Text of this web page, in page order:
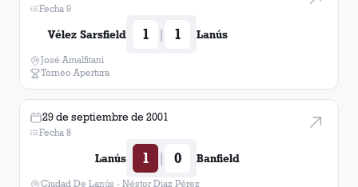
Fecha 9
Vélez Sarsfield 1 | 1 Lanús
José Amalfitani
Torneo Apertura
29 de septiembre de 2001
Fecha 8
Lanús 1 | 0 Banfield
Ciudad De Lanús - Néstor Diaz Pérez